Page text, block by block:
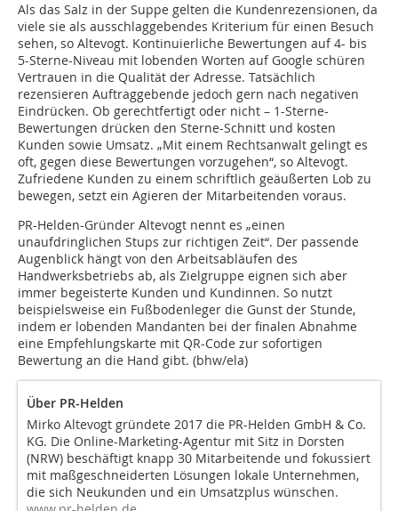
Als das Salz in der Suppe gelten die Kundenrezensionen, da
viele sie als ausschlaggebendes Kriterium für einen Besuch
sehen, so Altevogt. Kontinuierliche Bewertungen auf 4- bis
5-Sterne-Niveau mit lobenden Worten auf Google schüren
Vertrauen in die Qualität der Adresse. Tatsächlich
rezensieren Auftraggebende jedoch gern nach negativen
Eindrücken. Ob gerechtfertigt oder nicht – 1-Sterne-
Bewertungen drücken den Sterne-Schnitt und kosten
Kunden sowie Umsatz. „Mit einem Rechtsanwalt gelingt es
oft, gegen diese Bewertungen vorzugehen“, so Altevogt.
Zufriedene Kunden zu einem schriftlich geäußerten Lob zu
bewegen, setzt ein Agieren der Mitarbeitenden voraus.
PR-Helden-Gründer Altevogt nennt es „einen
unaufdringlichen Stups zur richtigen Zeit“. Der passende
Augenblick hängt von den Arbeitsabläufen des
Handwerksbetriebs ab, als Zielgruppe eignen sich aber
immer begeisterte Kunden und Kundinnen. So nutzt
beispielsweise ein Fußbodenleger die Gunst der Stunde,
indem er lobenden Mandanten bei der finalen Abnahme
eine Empfehlungskarte mit QR-Code zur sofortigen
Bewertung an die Hand gibt. (bhw/ela)
Über PR-Helden
Mirko Altevogt gründete 2017 die PR-Helden GmbH & Co.
KG. Die Online-Marketing-Agentur mit Sitz in Dorsten
(NRW) beschäftigt knapp 30 Mitarbeitende und fokussiert
mit maßgeschneiderten Lösungen lokale Unternehmen,
die sich Neukunden und ein Umsatzplus wünschen.